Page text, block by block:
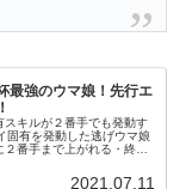
最強のウマ娘！先行エ
キルが２番手でも発動す
固有を発動した逃げウマ娘
番手まで上がれる・終盤
2021.07.11